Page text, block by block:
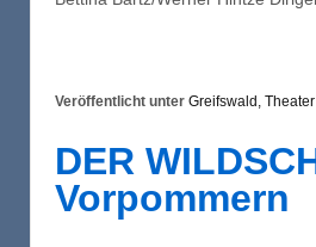
Veröffentlicht unter Greifswald,
DER
Vorpommern